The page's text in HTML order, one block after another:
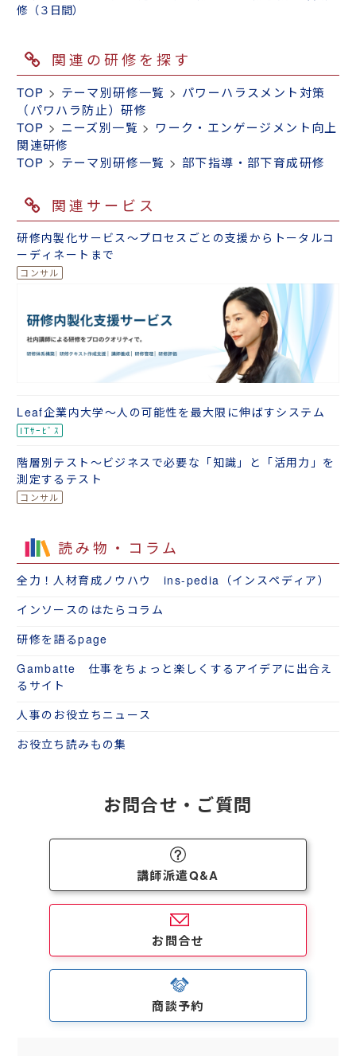
修（３日間）
関連の研修を探す
TOP > テーマ別研修一覧 > パワーハラスメント対策
（パワハラ防止）研修
TOP > ニーズ別一覧 > ワーク・エンゲージメント向上
関連研修
TOP > テーマ別研修一覧 > 部下指導・部下育成研修
関連サービス
研修内製化サービス～プロセスごとの支援からトータルコ
ーディネートまで
Leaf企業内大学～人の可能性を最大限に伸ばすシステム
階層別テスト～ビジネスで必要な「知識」と「活用力」を
測定するテスト
読み物・コラム
全力！人材育成ノウハウ ins-pedia（インスペディア）
インソースのはたらコラム
研修を語るpage
Gambatte 仕事をちょっと楽しくするアイデアに出合え
るサイト
人事のお役立ちニュース
お役立ち読みもの集
お問合せ・ご質問
講師派遣Q&A
お問合せ
商談予約